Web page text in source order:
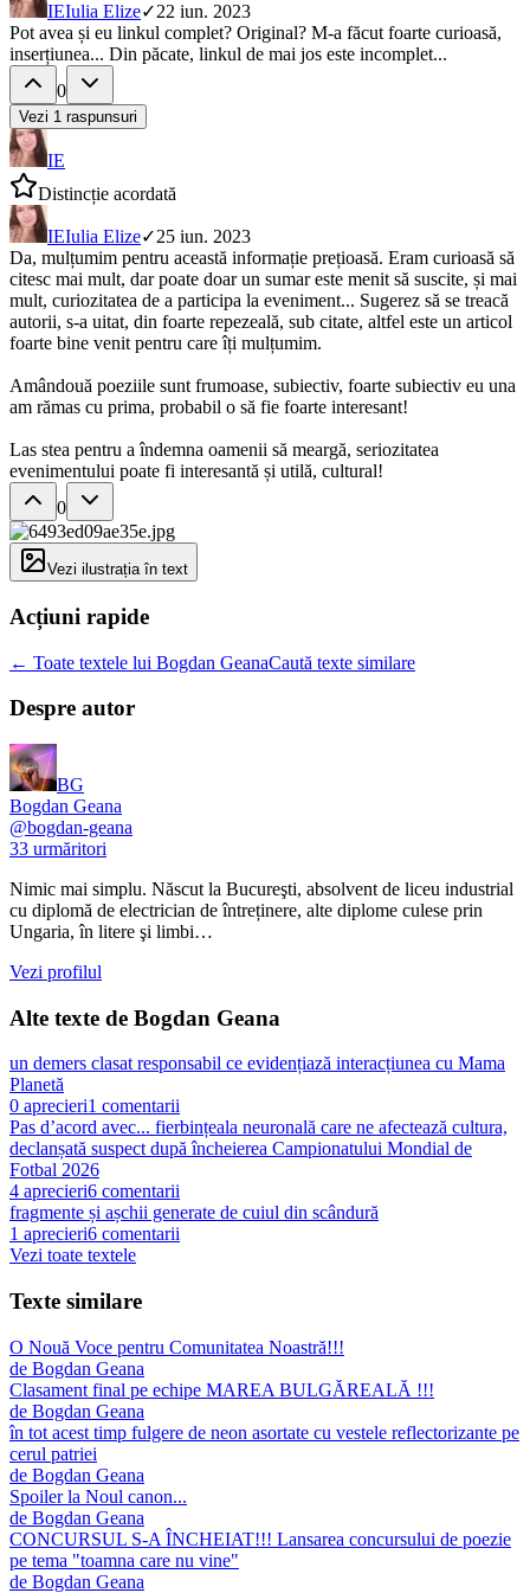
IEIulia Elize✓22 iun. 2023
Pot avea și eu linkul complet? Original? M-a făcut foarte curioasă,
inserțiunea... Din păcate, linkul de mai jos este incomplet...
0
Vezi 1 raspunsuri
IE
Distincție acordată
IEIulia Elize✓25 iun. 2023
Da, mulțumim pentru această informație prețioasă. Eram curioasă să
citesc mai mult, dar poate doar un sumar este menit să suscite, și mai
mult, curiozitatea de a participa la eveniment... Sugerez să se treacă
autorii, s-a uitat, din foarte repezeală, sub citate, altfel este un articol
foarte bine venit pentru care îți mulțumim.
Amândouă poeziile sunt frumoase, subiectiv, foarte subiectiv eu una
am rămas cu prima, probabil o să fie foarte interesant!
Las stea pentru a îndemna oamenii să meargă, seriozitatea
evenimentului poate fi interesantă și utilă, cultural!
0
Vezi ilustrația în text
Acțiuni rapide
← Toate textele lui Bogdan GeanaCaută texte similare
Despre autor
BG
Bogdan Geana
@bogdan-geana
33 urmăritori
Nimic mai simplu. Născut la Bucureşti, absolvent de liceu industrial
cu diplomă de electrician de întreținere, alte diplome culese prin
Ungaria, în litere şi limbi…
Vezi profilul
Alte texte de Bogdan Geana
un demers clasat responsabil ce evidențiază interacțiunea cu Mama
Planetă
0 aprecieri1 comentarii
Pas d’acord avec... fierbințeala neuronală care ne afectează cultura,
declanșată suspect după încheierea Campionatului Mondial de
Fotbal 2026
4 aprecieri6 comentarii
fragmente și așchii generate de cuiul din scândură
1 aprecieri6 comentarii
Vezi toate textele
Texte similare
​O Nouă Voce pentru Comunitatea Noastră!!!
de Bogdan Geana
Clasament final pe echipe MAREA BULGĂREALĂ !!!
de Bogdan Geana
​în tot acest timp fulgere de neon asortate cu vestele reflectorizante pe
cerul patriei
de Bogdan Geana
Spoiler la Noul canon...
de Bogdan Geana
CONCURSUL S-A ÎNCHEIAT!!! Lansarea concursului de poezie
pe tema "toamna care nu vine"
de Bogdan Geana